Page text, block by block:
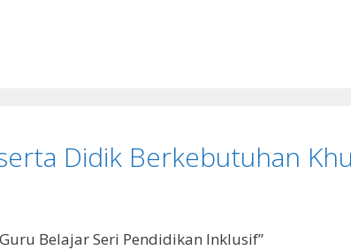
Didik Berkebutuhan
Belajar Seri Pendidikan Inklusif”